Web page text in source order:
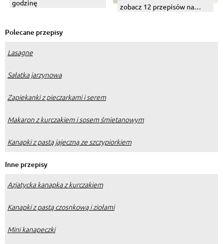
godzinę
zobacz 12 przepisów na
Polecane przepisy
Lasagne
Sałatka jarzynowa
Zapiekanki z pieczarkami i serem
Makaron z kurczakiem i sosem śmietanowym
Kanapki z pastą jajeczną ze szczypiorkiem
Inne przepisy
Azjatycka kanapka z kurczakiem
Kanapki z pastą czosnkową i ziołami
Mini kanapeczki